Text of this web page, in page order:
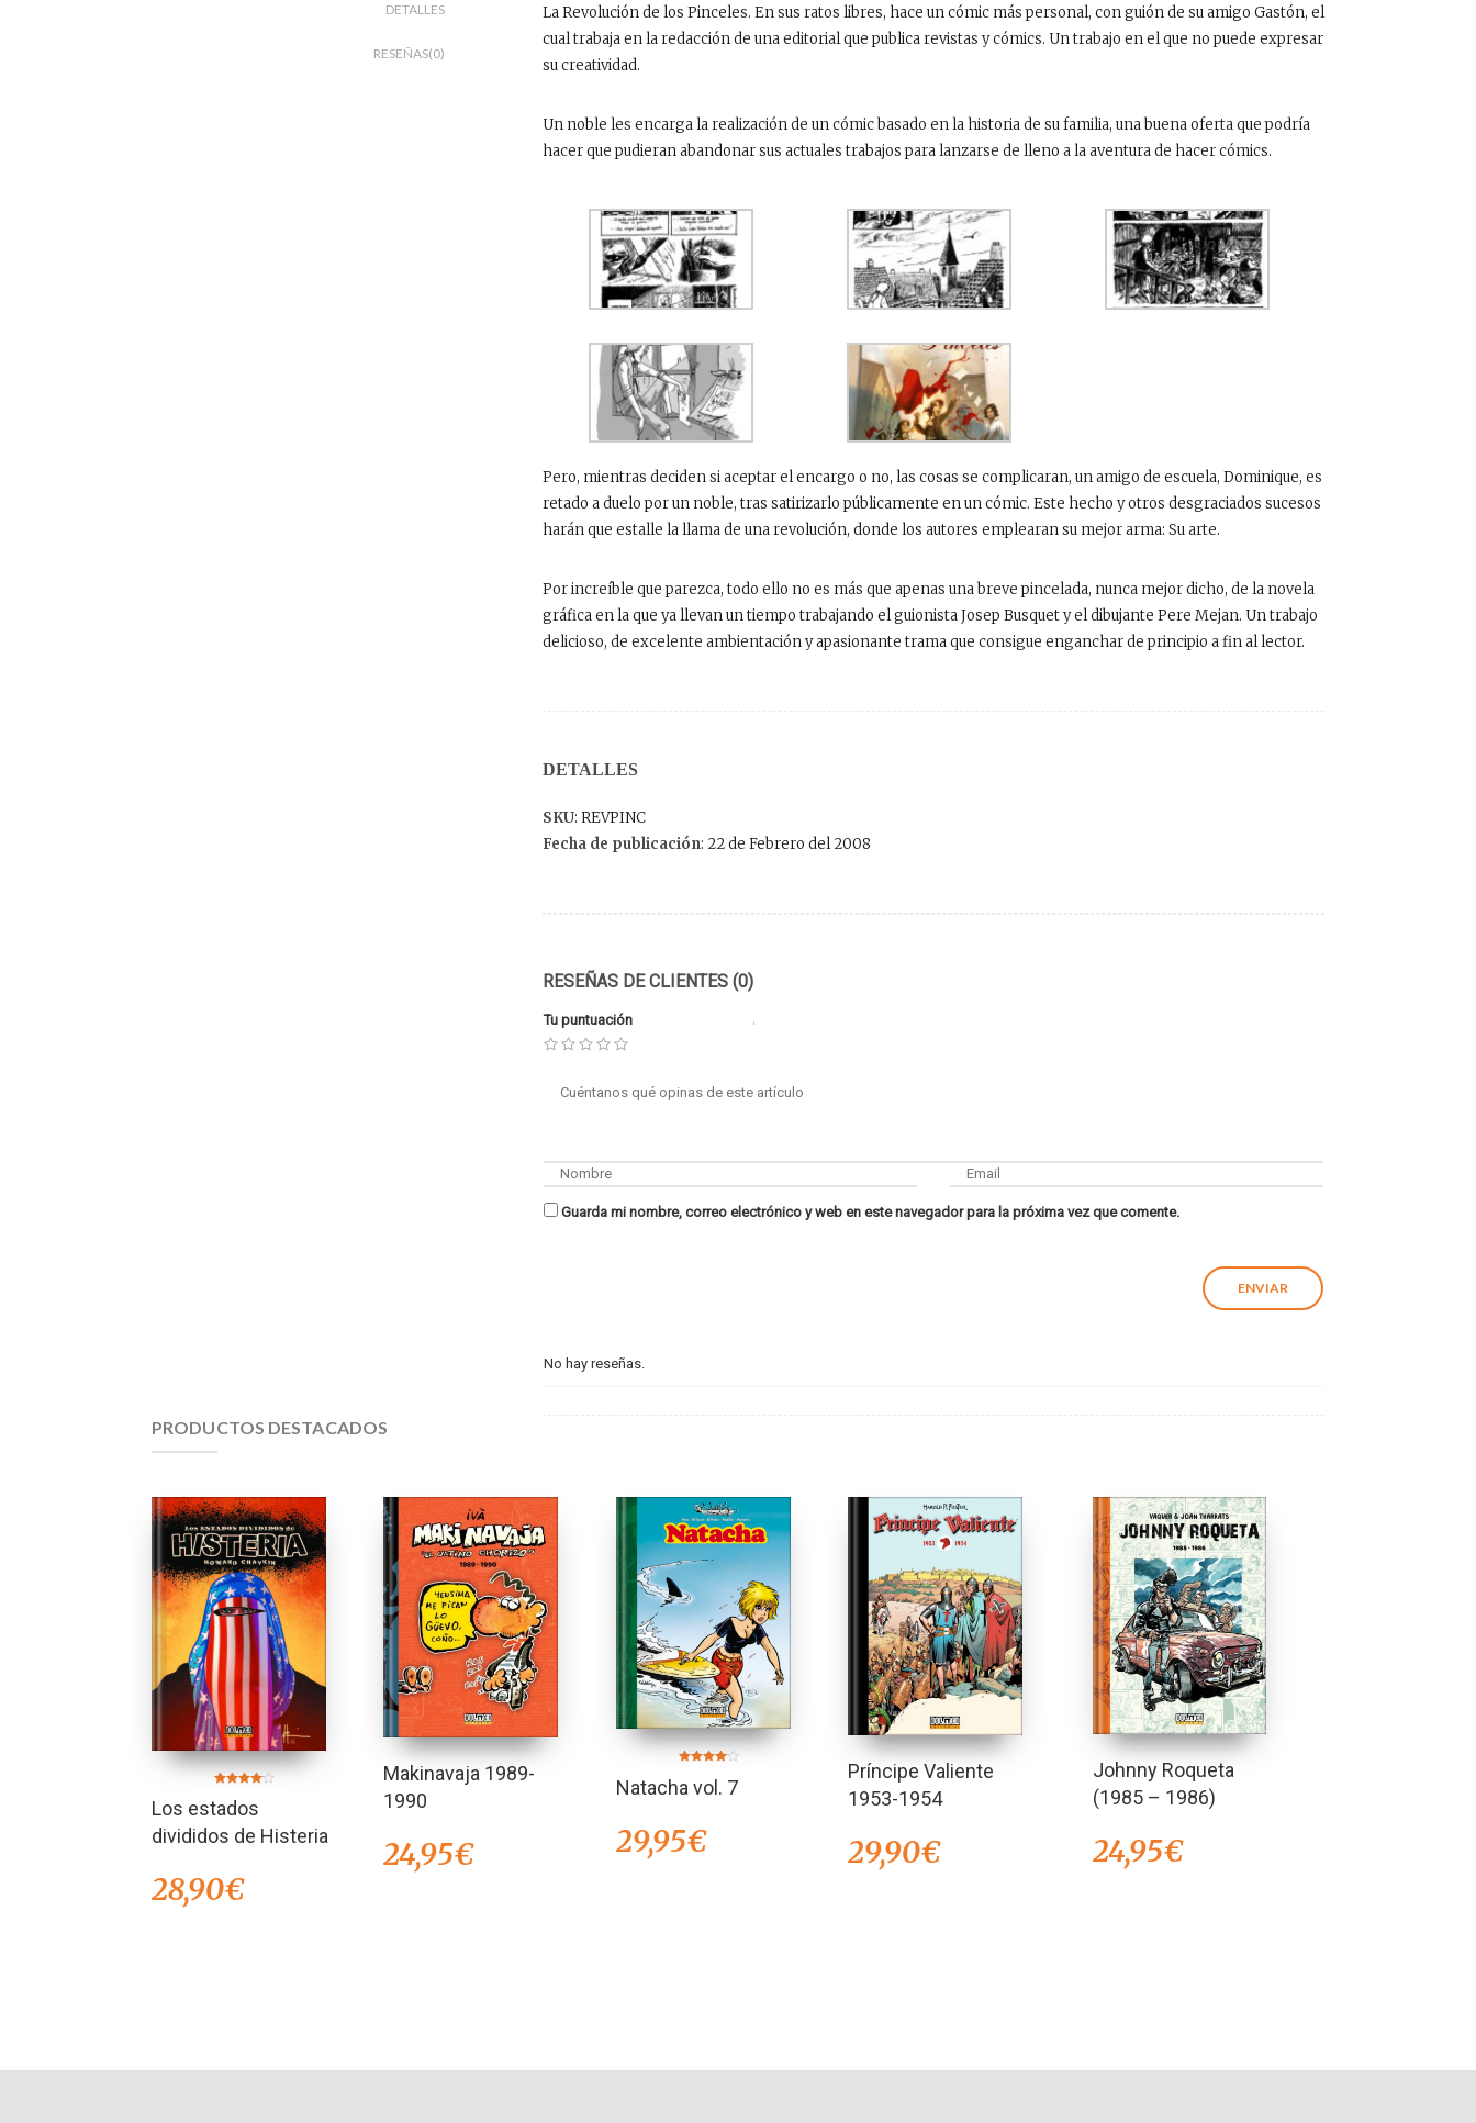
DETALLES
RESEÑAS(0)
La Revolución de los Pinceles. En sus ratos libres, hace un cómic más personal, con guión de su amigo Gastón, el
cual trabaja en la redacción de una editorial que publica revistas y cómics. Un trabajo en el que no puede expresar
su creatividad.
Un noble les encarga la realización de un cómic basado en la historia de su familia, una buena oferta que podría
hacer que pudieran abandonar sus actuales trabajos para lanzarse de lleno a la aventura de hacer cómics.
Pero, mientras deciden si aceptar el encargo o no, las cosas se complicaran, un amigo de escuela, Dominique, es
retado a duelo por un noble, tras satirizarlo públicamente en un cómic. Este hecho y otros desgraciados sucesos
harán que estalle la llama de una revolución, donde los autores emplearan su mejor arma: Su arte.
Por increíble que parezca, todo ello no es más que apenas una breve pincelada, nunca mejor dicho, de la novela
gráfica en la que ya llevan un tiempo trabajando el guionista Josep Busquet y el dibujante Pere Mejan. Un trabajo
delicioso, de excelente ambientación y apasionante trama que consigue enganchar de principio a fin al lector.
DETALLES
SKU: REVPINC
Fecha de publicación: 22 de Febrero del 2008
RESEÑAS DE CLIENTES (0)
Tu puntuación
Guarda mi nombre, correo electrónico y web en este navegador para la próxima vez que comente.
No hay reseñas.
PRODUCTOS DESTACADOS
en
4.00
Los estados
divididos de Histeria
28,90€
Makinavaja 1989-
1990
24,95€
en
4.00
Natacha vol. 7
29,95€
Príncipe Valiente
1953-1954
29,90€
Johnny Roqueta
(1985 – 1986)
24,95€